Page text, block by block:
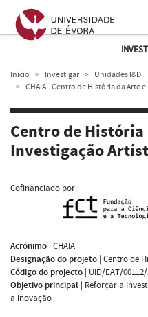
Início Investigar
Unidades I&D
CHAIA - Centro de História da Arte
Centro de História
Investigação
Cofinanciado por:
Acrónimo | CHAIA
Designação do projeto | Centro de
Código do projecto | UID/EAT/
Objetivo principal | Reforçar a
a inovação